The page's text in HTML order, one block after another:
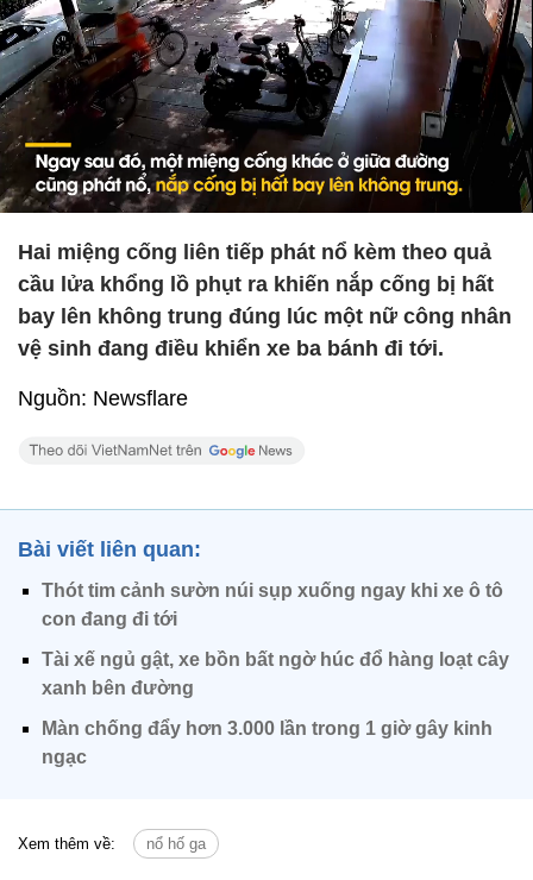
Hai miệng cống liên tiếp phát nổ kèm theo quả
cầu lửa khổng lồ phụt ra khiến nắp cống bị hất
bay lên không trung đúng lúc một nữ công nhân
vệ sinh đang điều khiển xe ba bánh đi tới.
Nguồn: Newsflare
Bài viết liên quan:
Thót tim cảnh sườn núi sụp xuống ngay khi xe ô tô
con đang đi tới
Tài xế ngủ gật, xe bồn bất ngờ húc đổ hàng loạt cây
xanh bên đường
Màn chống đẩy hơn 3.000 lần trong 1 giờ gây kinh
ngạc
Xem thêm về: nổ hố ga